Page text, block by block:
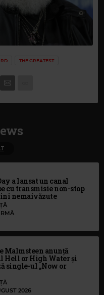
THE GREATEST
a lansat un canal
cu transmisie non-stop
nemaivăzute
Malmsteen anunță
Hell or High Water și
single-ul „Now or
2026